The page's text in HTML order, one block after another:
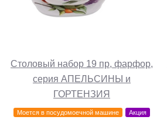
Столовый набор 19 пр, фарфор,
серия АПЕЛЬСИНЫ и
ГОРТЕНЗИЯ
Моется в посудомоечной машине Акция